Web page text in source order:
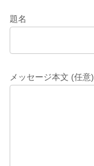
題名
メッセージ本文 (任意)